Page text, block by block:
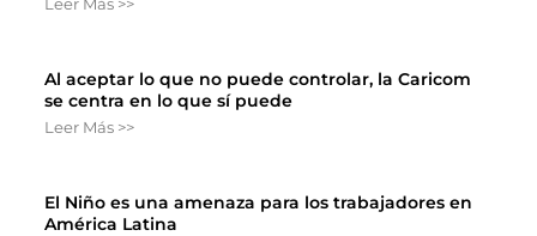
Al aceptar lo que no puede controlar, la Caricom
se centra en lo que sí puede
Leer Más >>
El Niño es una amenaza para los trabajadores en
América Latina